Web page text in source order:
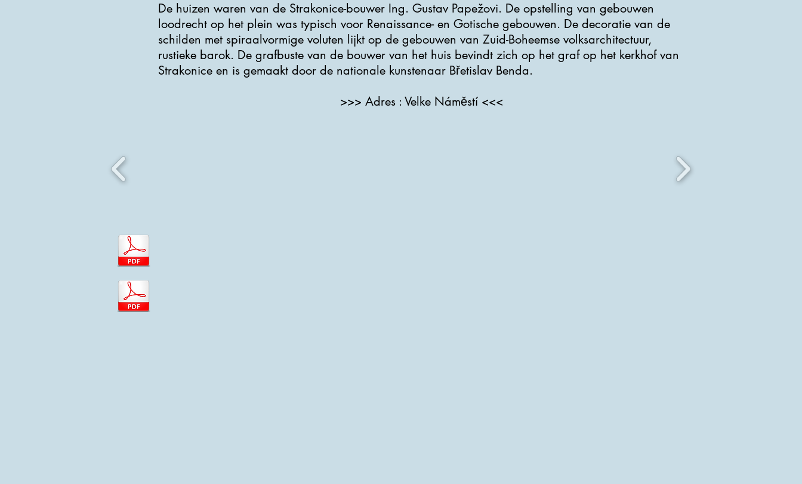
De huizen waren van de Strakonice-bouwer Ing. Gustav Papežovi. De opstelling van gebouwen
loodrecht op het plein was typisch voor Renaissance- en Gotische gebouwen. De decoratie van de
schilden met spiraalvormige voluten lijkt op de gebouwen van Zuid-Boheemse volksarchitectuur,
rustieke barok. De grafbuste van de bouwer van het huis bevindt zich op het graf op het kerkhof van
Strakonice en is gemaakt door de nationale kunstenaar Břetislav Benda.
>>> Adres : Velke Náměstí <<<